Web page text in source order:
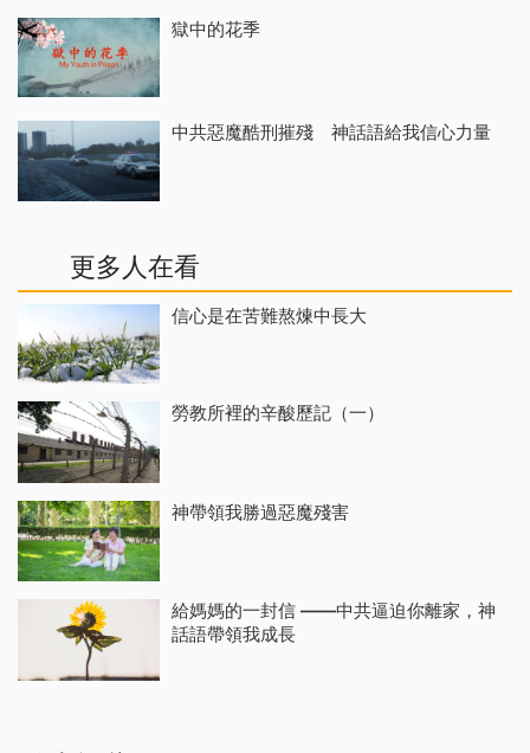
獄中的花季
中共惡魔酷刑摧殘 神話語給我信心力量
更多人在看
信心是在苦難熬煉中長大
勞教所裡的辛酸歷記（一）
神帶領我勝過惡魔殘害
給媽媽的一封信 ——中共逼迫你離家，神
話語帶領我成長